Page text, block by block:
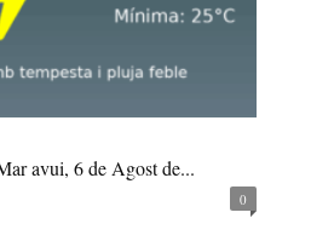
avui, 6 de Agost de...
0